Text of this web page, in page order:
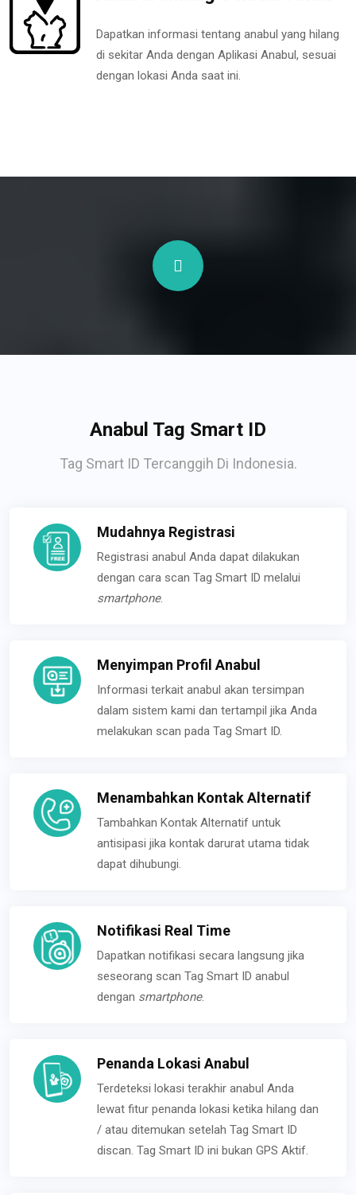
Dapatkan informasi tentang anabul yang hilang
di sekitar Anda dengan Aplikasi Anabul, sesuai
dengan lokasi Anda saat ini.
Anabul Tag Smart ID
Tag Smart ID Tercanggih Di Indonesia.
Mudahnya Registrasi
Registrasi anabul Anda dapat dilakukan
dengan cara scan Tag Smart ID melalui
smartphone.
Menyimpan Profil Anabul
Informasi terkait anabul akan tersimpan
dalam sistem kami dan tertampil jika Anda
melakukan scan pada Tag Smart ID.
Menambahkan Kontak Alternatif
Tambahkan Kontak Alternatif untuk
antisipasi jika kontak darurat utama tidak
dapat dihubungi.
Notifikasi Real Time
Dapatkan notifikasi secara langsung jika
seseorang scan Tag Smart ID anabul
dengan smartphone.
Penanda Lokasi Anabul
Terdeteksi lokasi terakhir anabul Anda
lewat fitur penanda lokasi ketika hilang dan
/ atau ditemukan setelah Tag Smart ID
discan. Tag Smart ID ini bukan GPS Aktif.